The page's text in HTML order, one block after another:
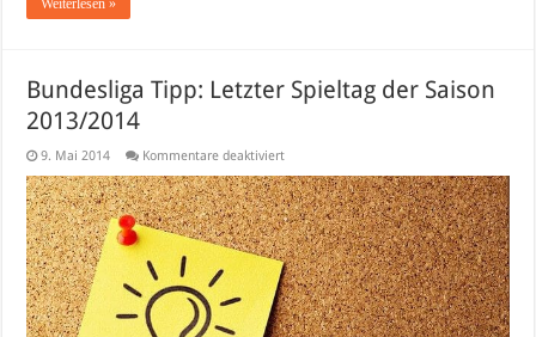
Weiterlesen »
Bundesliga Tipp: Letzter Spieltag der Saison
2013/2014
9. Mai 2014 Kommentare deaktiviertfür
Tipp:
Letzter
Spieltag
der
Saison
2013/2014